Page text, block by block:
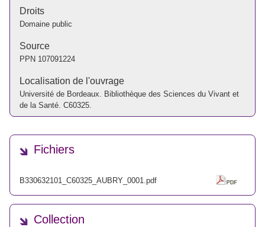
Droits
Domaine public
Source
PPN 107091224
Localisation de l'ouvrage
Université de Bordeaux. Bibliothèque des Sciences du Vivant et
de la Santé. C60325.
Fichiers
B330632101_C60325_AUBRY_0001.pdf
Collection